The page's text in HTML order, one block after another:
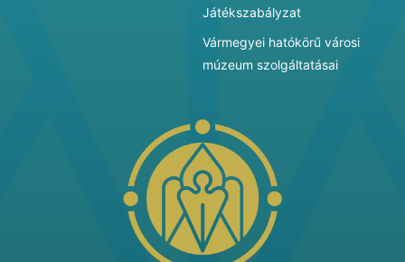
Játékszabályzat
Vármegyei hatókörű városi
múzeum szolgáltatásai